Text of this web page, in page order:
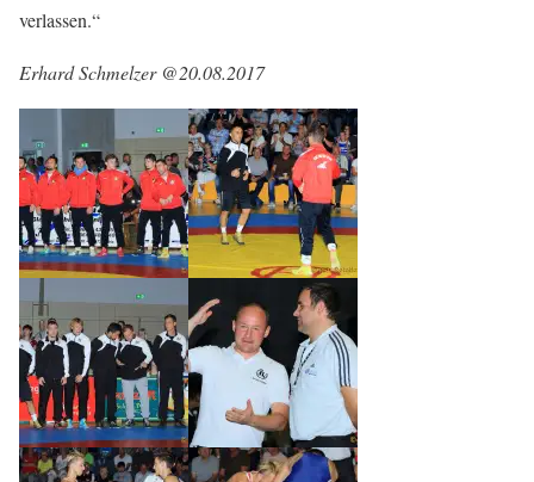
verlassen.“
Erhard Schmelzer @20.08.2017